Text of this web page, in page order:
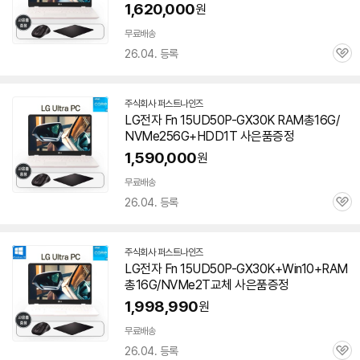
이
1,620,000원
무료배송
26.04. 등록
관
주식회사 퍼스트나인즈네
이
버
페
이
LG전자 Fn 15UD50P-GX30K RAM총16G/
NVMe256G+HDD1T 사은품증정
1,590,000원
무료배송
26.04. 등록
관
주식회사 퍼스트나인즈네
이
버
페
이
LG전자 Fn 15UD50P-GX30K+Win10+RAM
총16G/NVMe2T교체 사은품증정
1,998,990원
무료배송
26.04. 등록 관